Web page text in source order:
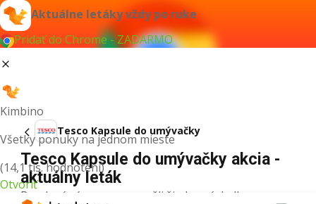
Aktuálne letáky vždy po ruke
Pridať do Chrome - ZADARMO
Kimbino
Všetky ponuky na jednom mieste
(14,1 tis. hodnotení)
Otvoriť
Tesco Kapsule do umývačky
Tesco Kapsule do umývačky akcia -
aktuálny leták
Pre daný výraz sme nenašli žiadne výsledky.